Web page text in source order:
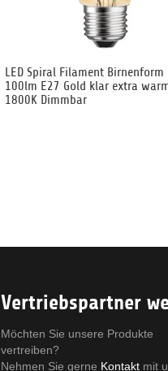
LED Spiral Filament Birnenform
100lm E27 Gold klar extra
1800K Dimmbar
Vertriebspartner
Möchten Sie unsere Produkte
vertreiben?
Nehmen Sie gerne Kontakt mit